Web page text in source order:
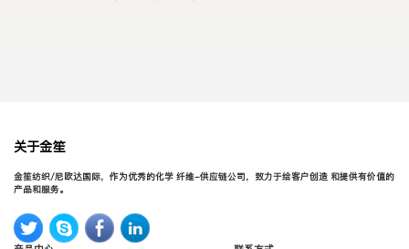
关于金笙
金笙纺织/尼欧达国际，作为优秀的化学 纤维-供应链公司，致力于给客户创造 和提供有价值的
产品和服务。